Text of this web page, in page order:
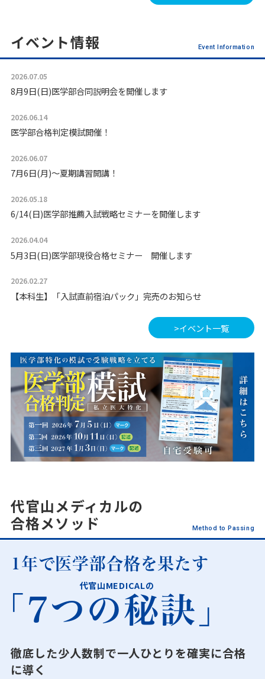
【本科生】代官山MEDICAL 1学期が開講いたしました
イベント情報 Event Information
2026.07.05
8月9日(日)医学部合同説明会を開催します
2026.06.14
医学部合格判定模試開催！
2026.06.07
7月6日(月)〜夏期講習開講！
2026.05.18
6/14(日)医学部推薦入試戦略セミナーを開催します
2026.04.04
5月3日(日)医学部現役合格セミナー 開催します
2026.02.27
【本科生】「入試直前宿泊パック」完売のお知らせ
>イベント一覧
代官山メディカルの
合格メソッド
Method to Passing
1年で医学部合格を果たす
代官山MEDICALの
7つの秘訣」
徹底した少人数制で一人ひとりを確実に合格
に導く